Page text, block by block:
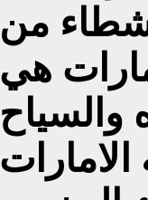
من
هي
والسياح